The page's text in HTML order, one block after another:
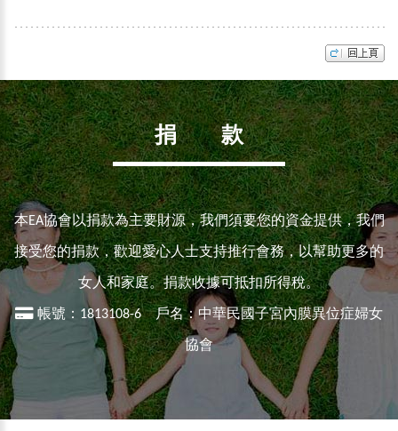
捐 款
本EA協會以捐款為主要財源，我們須要您的資金提供，我們
接受您的捐款，歡迎愛心人士支持推行會務，以幫助更多的
女人和家庭。捐款收據可抵扣所得稅。
帳號：1813108-6 戶名：中華民國子宮內膜異位症婦女
協會